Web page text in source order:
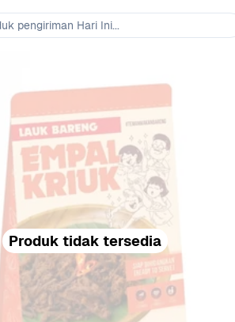
Produk tidak tersedia
pengiriman Hari Ini...